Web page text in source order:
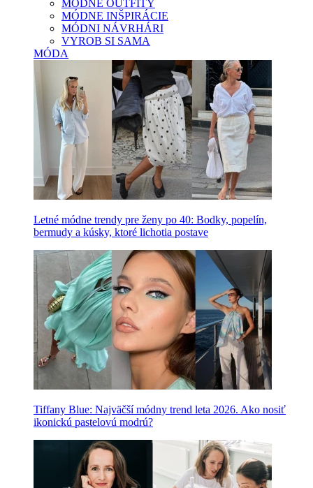
MÓDNE OUTFITY
MÓDNE INŠPIRÁCIE
MÓDNI NÁVRHÁRI
VYROB SI SAMA
MÓDA
Letné módne trendy pre ženy po 40: Bodky, popelín,
bermudy a kúsky, ktoré lichotia postave
Tiffany Blue: Najväčší módny trend leta 2026. Ako nosiť
ikonickú pastelovú modrú?